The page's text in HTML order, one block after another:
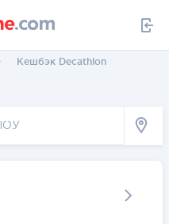
Кешбэк Decathlon